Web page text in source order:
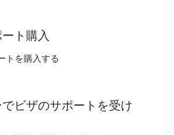
ト購入
ビザのサポートを受け